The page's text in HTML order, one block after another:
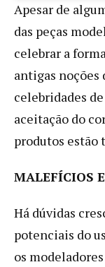
Apesar de
das peças
celebrar a
antigas noções
celebridades
aceitação do
produtos estão
MALEFÍCIOS
Há dúvidas
potenciais do
os